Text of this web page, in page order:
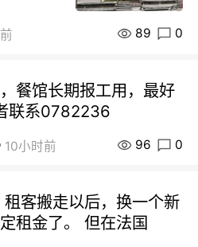
89 0
餐馆长期报工用，最好
联系0782236
10小时前 96 0
客搬走以后，换一个新
租金了。 但在法国